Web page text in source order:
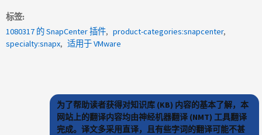
标签
1080317 的 SnapCenter 插件
product-categories:snapcenter
specialty:snapx
适用于 VMware
为了帮助读者获得对知识库 (KB) 内容的基本了解，本
网站上的翻译内容均由神经机器翻译 (NMT) 工具翻译
完成。译文多采用直译，且有些字词的翻译可能不甚